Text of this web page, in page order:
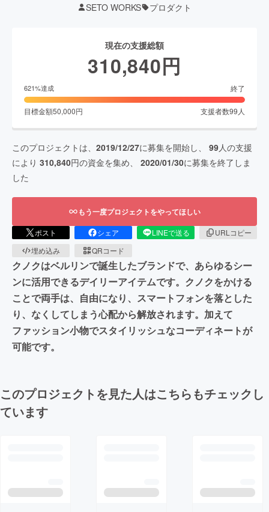
SETO WORKS プロダクト
現在の支援総額
310,840円
621%達成 終了
目標金額50,000円 支援者数99 人
このプロジェクトは、 2019/12/27に募集を開始し、 99人の支援
により 310,840円の資金を集め、 2020/01/30に募集を終了しま
した
もう一度プロジェクトをやってほしい
ポスト シェア LINEで送る
URLコピー
埋め込み
QRコード
クノクはベルリンで誕生したブランドで、あらゆるシー
ンに活用できるデイリーアイテムです。クノクをかける
ことで両手は、自由になり、スマートフォンを落とした
り、なくしてしまう心配から解放されます。加えて
ファッション小物でスタイリッシュなコーディネートが
可能です。
このプロジェクトを見た人はこちらもチェックし
ています